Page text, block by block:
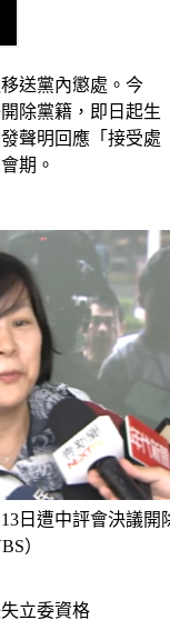
送黨內懲處。今
除黨籍，即日起生
聲明回應「接受處
期。
日遭中評會決議開
）
立委資格